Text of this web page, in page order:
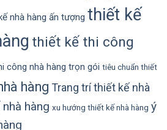
nhà hàng ấn tượng thiết kế
thiết kế thi công
công nhà hàng trọn gói tiêu chuẩn thiết
hàng Trang trí thiết kế nhà
hàng xu hướng thiết kế nhà hàng ý